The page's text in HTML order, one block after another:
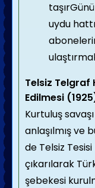
uydu
Telsiz Telgraf
Edilmesi
Kurtuluş
anlaşılmış ve
de Telsiz
çıkarılarak
şebekesi